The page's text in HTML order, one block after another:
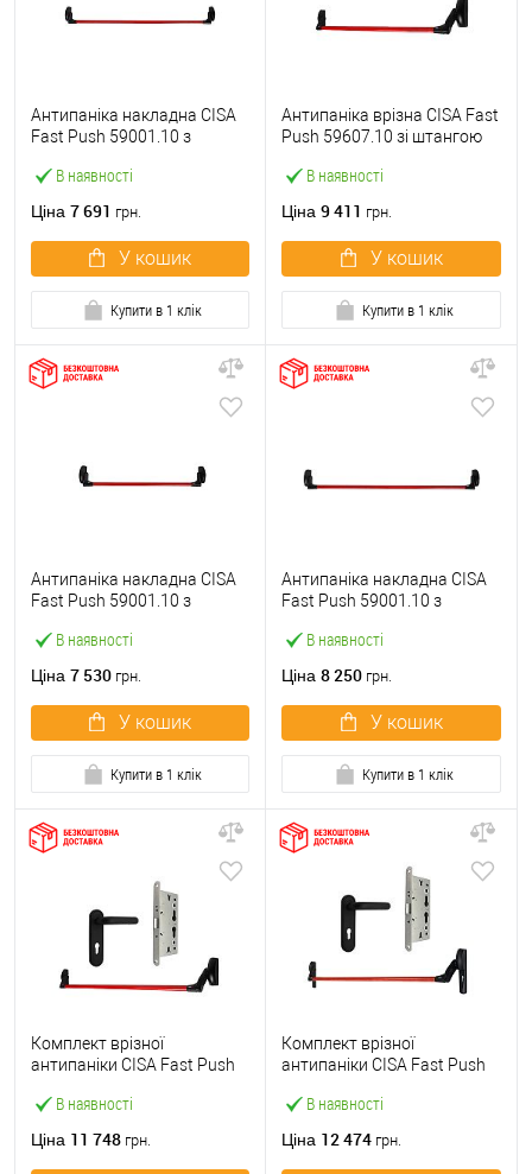
В наявності
Антипаніка накладна CISA
Fast Push 59001.10 з
мм червона
Ціна 7 691 грн.
У кошик
Купити в 1 клік
В наявності
Антипаніка врізна CISA Fast
Push 59607.10 зі штангою
Ціна 9 411 грн.
У кошик
Купити в 1 клік
В наявності
Антипаніка накладна CISA
Fast Push 59001.10 з
червона
Ціна 7 530 грн.
У кошик
Купити в 1 клік
В наявності
Антипаніка накладна CISA
Fast Push 59001.10 з
мм червона
Ціна 8 250 грн.
У кошик
Купити в 1 клік
В наявності
Комплект врізної
антипаніки CISA Fast Push
із замком та ручкою
Ціна 11 748 грн.
В наявності
Комплект врізної
антипаніки CISA Fast Push
червоний із замком та
Ціна 12 474 грн.